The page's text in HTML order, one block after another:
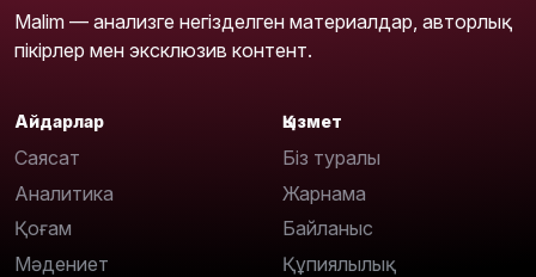
Malim — анализге негізделген материалдар, авторлық
пікірлер мен эксклюзив контент.
Айдарлар
Саясат
Аналитика
Қоғам
Мәдениет
Қызмет
Біз туралы
Жарнама
Байланыс
Құпиялылық